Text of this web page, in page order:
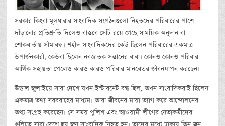
সরকার কিংবা মূলধারার সাংবাদিক সংগঠনগুলো নিহতদের পরিবারের পাশে
দাঁড়ানোর প্রতিশ্রুতি দিলেও বাস্তবে সেটি রয়ে গেছে সাময়িক অনুদান বা
শোকবার্তায় সীমাবদ্ধ। শহীদ সাংবাদিকদের কেউ ছিলেন পরিবারের একমাত্র
উপার্জনকারী, কেউবা ছিলেন নবজাতক সন্তানের বাবা। কোনও কোনও পরিবার
আর্থিক সহায়তা পেলেও কারও কারও পরিবার মানবেতর জীবনযাপন করছেন।
উত্তাল জুলাইয়ে সারা দেশে যখন ইন্টারনেট বন্ধ ছিল, তখন সাংবাদিকরাই ছিলেন
একমাত্র তথ্য সরবরাহের মাধ্যম। তারা জীবনের মায়া ত্যাগ করে আন্দোলনের
তথ্য সংগ্রহ করেছেন। সে সময় পুলিশ এবং আওয়ামী লীগের নেতাকর্মীদের